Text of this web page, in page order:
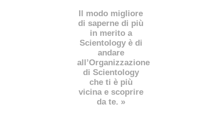
Il modo migliore
di saperne di più
in merito a
Scientology è di
andare
all’Organizzazione
di Scientology
che ti è più
vicina e scoprire
da te. »